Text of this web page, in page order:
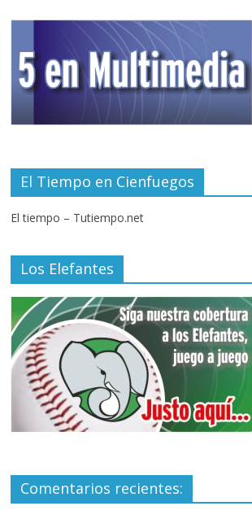
El Tiempo en Cienfuegos
El tiempo – Tutiempo.net
Los Elefantes
Comentarios recientes: